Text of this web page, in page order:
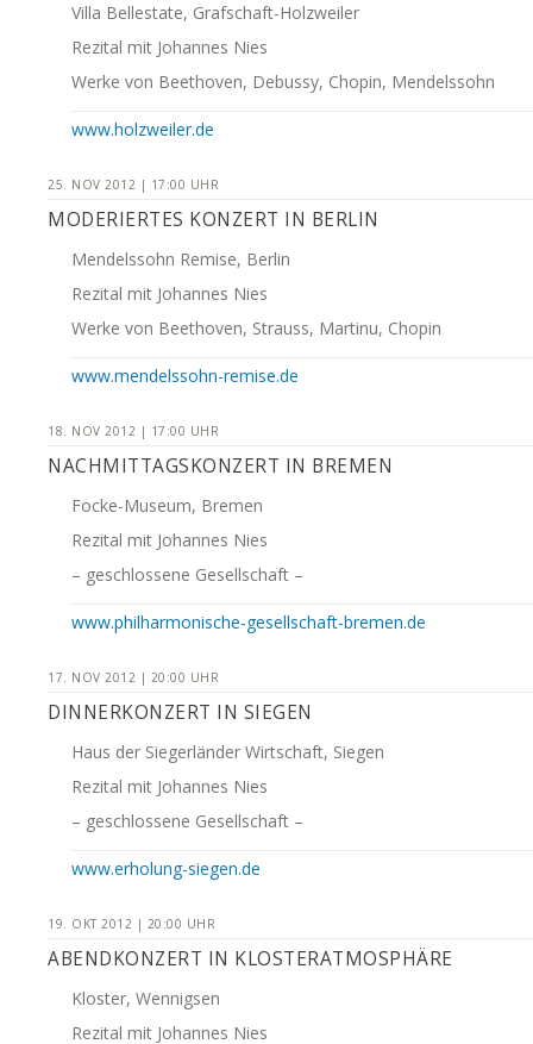
Villa Bellestate, Grafschaft-Holzweiler
Rezital mit Johannes Nies
Werke von Beethoven, Debussy, Chopin, Mendelssohn
www.holzweiler.de
25. NOV 2012 | 17:00 UHR
MODERIERTES KONZERT IN BERLIN
Mendelssohn Remise, Berlin
Rezital mit Johannes Nies
Werke von Beethoven, Strauss, Martinu, Chopin
www.mendelssohn-remise.de
18. NOV 2012 | 17:00 UHR
NACHMITTAGSKONZERT IN BREMEN
Focke-Museum, Bremen
Rezital mit Johannes Nies
– geschlossene Gesellschaft –
www.philharmonische-gesellschaft-bremen.de
17. NOV 2012 | 20:00 UHR
DINNERKONZERT IN SIEGEN
Haus der Siegerländer Wirtschaft, Siegen
Rezital mit Johannes Nies
– geschlossene Gesellschaft –
www.erholung-siegen.de
19. OKT 2012 | 20:00 UHR
ABENDKONZERT IN KLOSTERATMOSPHÄRE
Kloster, Wennigsen
Rezital mit Johannes Nies